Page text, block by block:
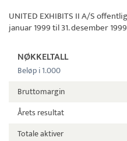
UNITED EXHIBITS II A/S
januar 1999 til 31. desember
NØKKELTALL
Beløp i 1.000
Bruttomargin
Årets resultat
Totale aktiver